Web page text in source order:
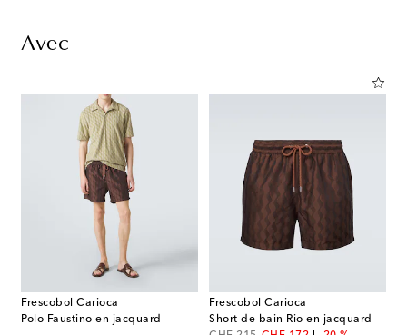
Avec
Frescobol Carioca
Polo Faustino en jacquard
Frescobol Carioca
Short de bain Rio en jacquard